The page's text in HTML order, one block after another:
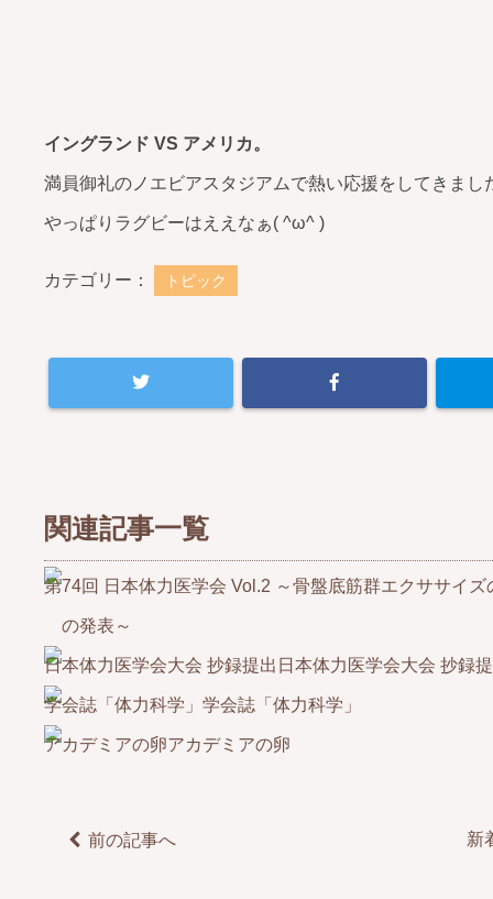
イングランド VS アメリカ。
満員御礼のノエビアスタジアムで熱い応援をしてきまし
やっぱりラグビーはええなぁ( ^ω^ )
カテゴリー： トピック
関連記事一覧
の発表～
日本体力医学会大会 抄録
学会誌「体力科学」
アカデミアの卵
前の記事へ 新